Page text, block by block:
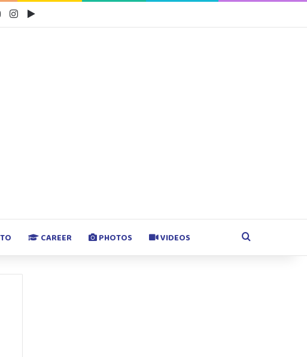
YouTubeInstagramGoogle Play
CAREER PHOTOS VIDEOS Search for